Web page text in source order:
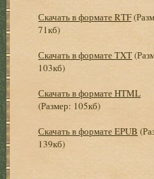
Скачать в формате RTF
71кб)
Скачать в формате TXT
103кб)
Скачать в формате HTML
(Размер: 105кб)
Скачать в формате EPUB
139кб)